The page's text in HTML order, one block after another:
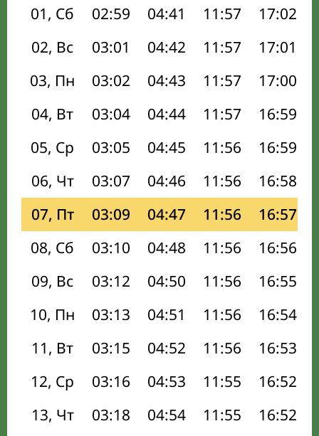
01, Сб 02:59 04:41 11:57 17:02
02, Вс
03:01 04:42 11:57 17:01
03, Пн
03:02 04:43 11:57 17:00
04, Вт
03:04 04:44 11:57 16:59
05, Ср
03:05 04:45 11:56 16:59
06, Чт
03:07 04:46 11:56 16:58
07, Пт
03:09 04:47 11:56 16:57
08, Сб
03:10 04:48 11:56 16:56
09, Вс
03:12 04:50 11:56 16:55
10, Пн
03:13 04:51 11:56 16:54
11, Вт
03:15 04:52 11:56 16:53
12, Ср
03:16 04:53 11:55 16:52
13, Чт
03:18 04:54 11:55 16:52